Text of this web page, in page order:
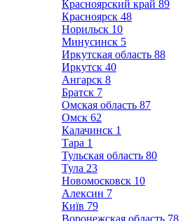
Красноярский край 89
Красноярск 48
Норильск 10
Минусинск 5
Иркутская область 88
Иркутск 40
Ангарск 8
Братск 7
Омская область 87
Омск 62
Калачинск 1
Тара 1
Тульская область 80
Тула 23
Новомосковск 10
Алексин 7
Київ 79
Воронежская область 78